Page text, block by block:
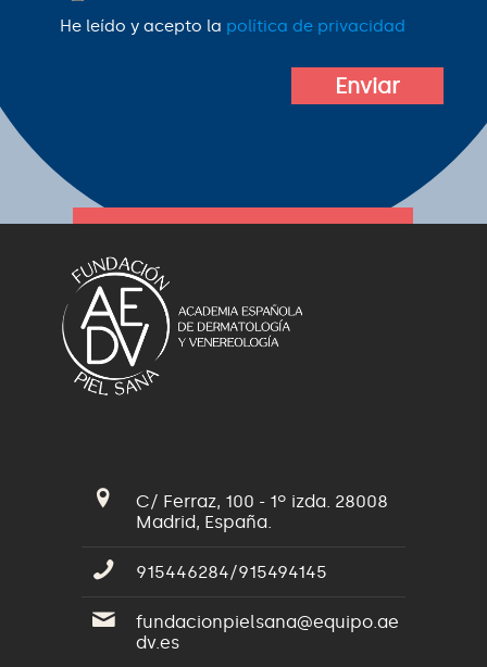
favor,
He leído y acepto la política de privacidad
C/ Ferraz, 100 - 1º izda. 28008
Madrid, España.
915446284/915494145
fundacionpielsana@equipo.ae
dv.es